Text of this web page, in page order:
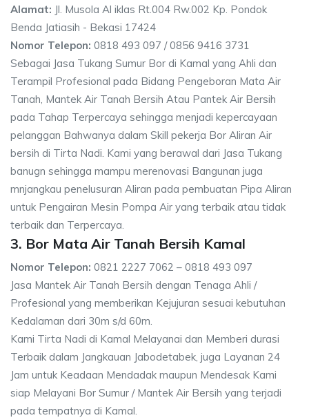
Alamat: Jl. Musola Al iklas Rt.004 Rw.002 Kp. Pondok
Benda Jatiasih - Bekasi 17424
Nomor Telepon: 0818 493 097 / 0856 9416 3731
Sebagai Jasa Tukang Sumur Bor di Kamal yang Ahli dan
Terampil Profesional pada Bidang Pengeboran Mata Air
Tanah, Mantek Air Tanah Bersih Atau Pantek Air Bersih
pada Tahap Terpercaya sehingga menjadi kepercayaan
pelanggan Bahwanya dalam Skill pekerja Bor Aliran Air
bersih di Tirta Nadi. Kami yang berawal dari Jasa Tukang
banugn sehingga mampu merenovasi Bangunan juga
mnjangkau penelusuran Aliran pada pembuatan Pipa Aliran
untuk Pengairan Mesin Pompa Air yang terbaik atau tidak
terbaik dan Terpercaya.
3. Bor Mata Air Tanah Bersih Kamal
Nomor Telepon: 0821 2227 7062 – 0818 493 097
Jasa Mantek Air Tanah Bersih dengan Tenaga Ahli /
Profesional yang memberikan Kejujuran sesuai kebutuhan
Kedalaman dari 30m s/d 60m.
Kami Tirta Nadi di Kamal Melayanai dan Memberi durasi
Terbaik dalam Jangkauan Jabodetabek, juga Layanan 24
Jam untuk Keadaan Mendadak maupun Mendesak Kami
siap Melayani Bor Sumur / Mantek Air Bersih yang terjadi
pada tempatnya di Kamal.